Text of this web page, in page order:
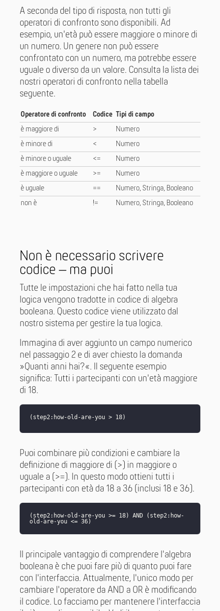
A seconda del tipo di risposta, non tutti gli
operatori di confronto sono disponibili. Ad
esempio, un'età può essere maggiore o minore di
un numero. Un genere non può essere
confrontato con un numero, ma potrebbe essere
uguale o diverso da un valore. Consulta la lista dei
nostri operatori di confronto nella tabella
seguente.
Operatore di confronto Codice Tipi di campo
è maggiore di
>
Numero
è minore di
<
Numero
è minore o uguale
<=
Numero
è maggiore o uguale
>=
Numero
è uguale
==
Numero, Stringa, Booleano
non è
!= Numero, Stringa, Booleano
Non è necessario scrivere
codice – ma puoi
Tutte le impostazioni che hai fatto nella tua
logica vengono tradotte in codice di algebra
booleana. Questo codice viene utilizzato dal
nostro sistema per gestire la tua logica.
Immagina di aver aggiunto un campo numerico
nel passaggio 2 e di aver chiesto la domanda
»Quanti anni hai?«. Il seguente esempio
significa: Tutti i partecipanti con un'età maggiore
di 18.
(step2:how-old-are-you > 18)
Puoi combinare più condizioni e cambiare la
definizione di maggiore di (>) in maggiore o
uguale a (>=). In questo modo ottieni tutti i
partecipanti con età da 18 a 36 (inclusi 18 e 36).
(step2:how-old-are-you >= 18) AND (step2:how-
old-are-you <= 36)
Il principale vantaggio di comprendere l'algebra
booleana è che puoi fare più di quanto puoi fare
con l'interfaccia. Attualmente, l'unico modo per
cambiare l'operatore da AND a OR è modificando
il codice. Lo facciamo per mantenere l'interfaccia